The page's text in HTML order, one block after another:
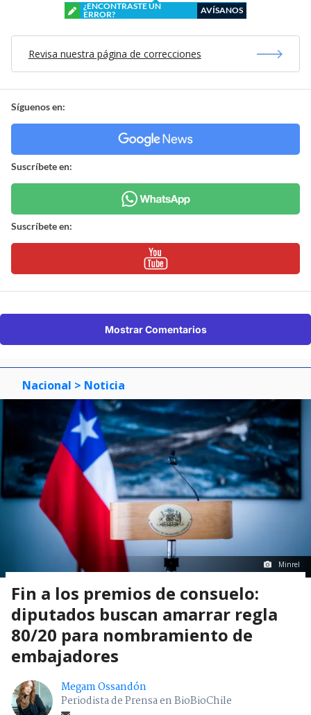
¿ENCONTRASTE UN
ERROR?
AVÍSANOS
Revisa nuestra página de correcciones
Síguenos en:
Suscríbete en:
Suscríbete en:
Mostrar Comentarios
Nacional > Noticia
Minrel
Fin a los premios de consuelo:
diputados buscan amarrar regla
80/20 para nombramiento de
embajadores
Megam Ossandón
Periodista de Prensa en BioBioChile